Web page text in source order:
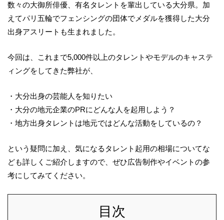
数々の大御所俳優、有名タレントを輩出している大分県。加
えてパリ五輪でフェンシングの団体でメダルを獲得した大分
出身アスリートも生まれました。
今回は、これまで5,000件以上のタレントやモデルのキャステ
ィングをしてきた弊社が、
・大分出身の芸能人を知りたい
・大分の地元企業のPRにどんな人を起用しよう？
・地方出身タレントは地元ではどんな活動をしているの？
という疑問に加え、気になるタレント起用の相場についてな
ども詳しくご紹介しますので、ぜひ広告制作やイベントの参
考にしてみてください。
目次